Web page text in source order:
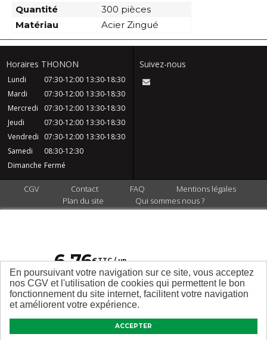
ACCEPTER
En poursuivant votre navigation sur ce site, vous acceptez
nos CGV et l'utilisation de cookies qui permettent le bon
fonctionnement du site internet, facilitent votre navigation
et améliorent votre expérience.
6,76€TTC / un
Quantité
300 pièces
Matériau
Acier Zingué
Horaires THONON
Lundi 07:30-12:00 13:30-18:30
Mardi
07:30-12:00 13:30-18:30
Mercredi
07:30-12:00 13:30-18:30
Jeudi
07:30-12:00 13:30-18:30
Vendredi
07:30-12:00 13:30-18:30
Samedi
08:30-12:30
Dimanche Fermé
Suivez-nous
CGV Contact FAQ
Mentions légales
Plan du site
Qui sommes nous ?